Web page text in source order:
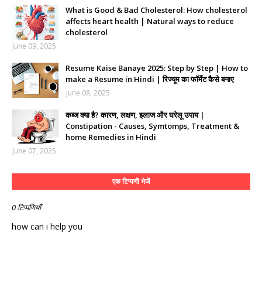
What is Good & Bad Cholesterol: How cholesterol
affects heart health | Natural ways to reduce
cholesterol
June 09, 2025
Resume Kaise Banaye 2025: Step by Step | How to
make a Resume in Hindi | रिज्यूम का फॉर्मेट कैसे बनाए
June 08, 2025
कब्ज क्या है? कारण, लक्षण, इलाज और घरेलू उपाय |
Constipation - Causes, Symtomps, Treatment &
home Remedies in Hindi
June 07, 2025
एक टिप्पणी भेजें
0 टिप्पणियाँ
how can i help you